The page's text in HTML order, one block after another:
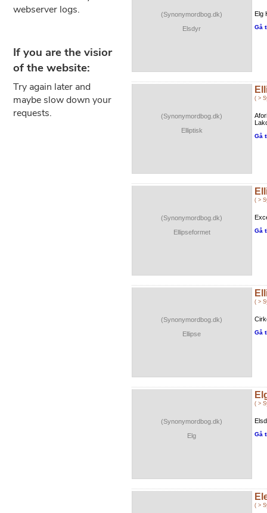
(Synonymordbog.dk)
Elsdyr
Elg
Gå
(Synonymordbog.dk)
Elliptisk
( >
Gå
(Synonymordbog.dk)
Ellipseformet
( >
Gå
(Synonymordbog.dk)
Ellipse
( >
Gå
(Synonymordbog.dk)
Elg
( >
Gå
( >